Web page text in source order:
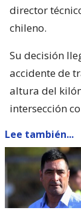
director
chileno.
Su decisión
accidente de
altura del
intersección
Lee también...